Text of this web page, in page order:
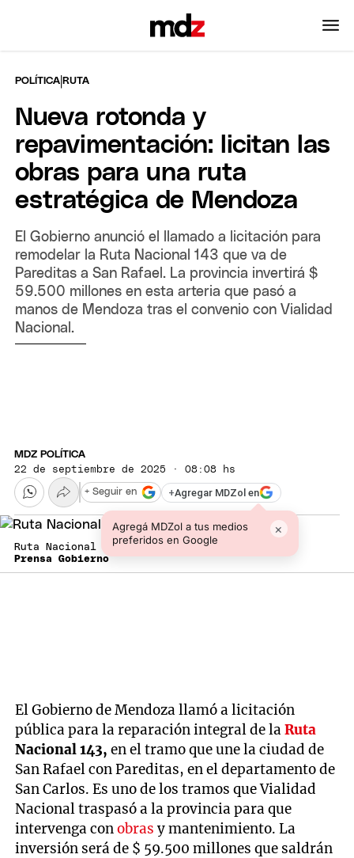
POLÍTICA |RUTA
Nueva rotonda y
repavimentación: licitan las
obras para una ruta
estratégica de Mendoza
El Gobierno anunció el llamado a licitación para
remodelar la Ruta Nacional 143 que va de
Pareditas a San Rafael. La provincia invertirá $
59.500 millones en esta arteria que pasó a
manos de Mendoza tras el convenio con Vialidad
Nacional.
MDZ POLÍTICA
22 de septiembre de 2025 · 08:08 hs
+Agregar MDZol en
Agregá MDZol a tus medios
preferidos en Google
×
+ Seguir en
Ruta Nacional 143 San Rafael
Prensa Gobierno
El Gobierno de Mendoza llamó a licitación
pública para la reparación integral de la Ruta
Nacional 143, en el tramo que une la ciudad de
San Rafael con Pareditas, en el departamento de
San Carlos. Es uno de los tramos que Vialidad
Nacional traspasó a la provincia para que
intervenga conobras y mantenimiento. La
inversión será de $ 59.500 millones que saldrán